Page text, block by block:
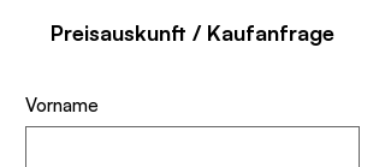
Preisauskunft / Kaufanfrage
Vorname